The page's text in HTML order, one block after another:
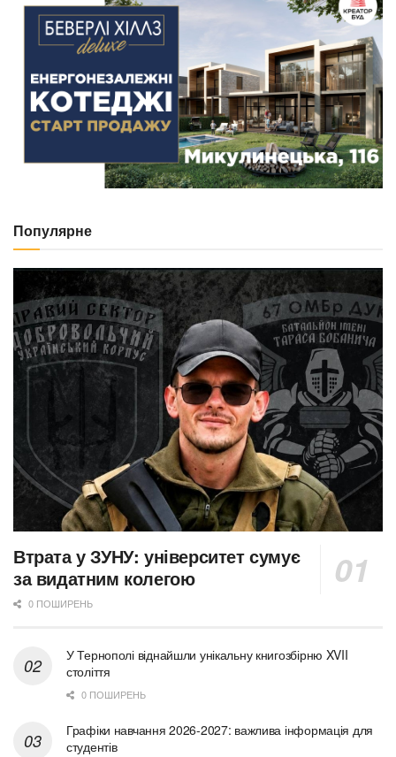
Популярне
Втрата у ЗУНУ: університет сумує
за видатним колегою
0 ПОШИРЕНЬ
У Тернополі віднайшли унікальну книгозбірню XVII
століття
0 ПОШИРЕНЬ
Графіки навчання 2026-2027: важлива інформація для
студентів